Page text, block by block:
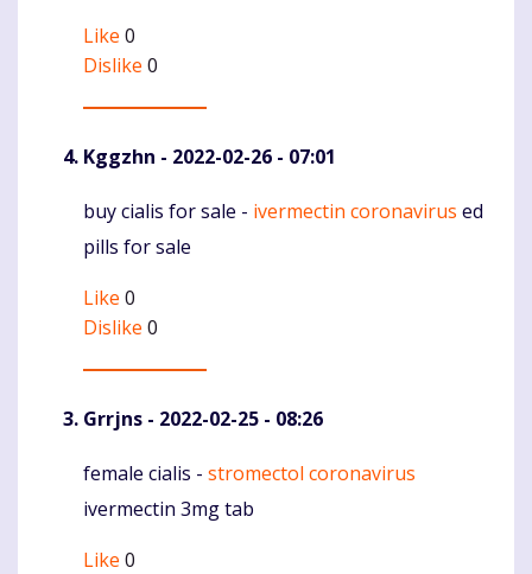
Like 0
Dislike 0
Kggzhn - 2022-02-26 - 07:01
Komentaras
buy cialis for sale - ivermectin coronavirus ed
pills for sale
Like 0
Dislike 0
Grrjns - 2022-02-25 - 08:26
Komentaras
female cialis - stromectol coronavirus
ivermectin 3mg tab
Like 0